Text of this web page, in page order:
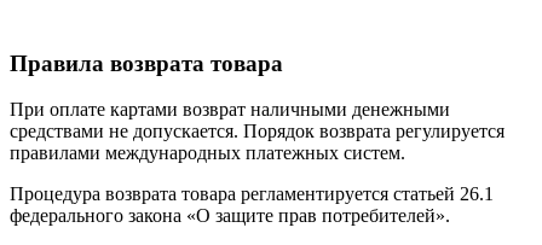
Правила возврата товара
При оплате картами возврат наличными денежными
средствами не допускается. Порядок возврата регулируется
правилами международных платежных систем.
Процедура возврата товара регламентируется статьей 26.1
федерального закона «О защите прав потребителей».